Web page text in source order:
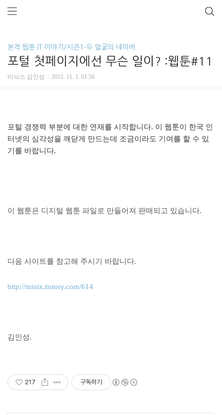
본격 웹툰 IT 이야기/시즌1-두 얼굴의 네이버
포털 첫페이지에선 무슨 일이? :웹툰#11
미닉스 김인성 2011. 11. 1. 01:56
포털 경쟁력 부분에 대한 연재를 시작합니다. 이 웹툰이 한국 인
터넷의 심각성을 깨닫게 만드는데 조금이라도 기여를 할 수 있
기를 바랍니다.
이 웹툰은 디지털 웹툰 파일로 만들어져 판매되고 있습니다.
다음 사이트를 참고해 주시기 바랍니다.
http://minix.tistory.com/614
김인성.
217 구독하기